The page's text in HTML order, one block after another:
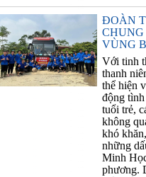
ĐOÀN
VÙNG
Với tinh
thanh
thể hiện
động
tuổi trẻ,
không
khó
những
Minh
phương.